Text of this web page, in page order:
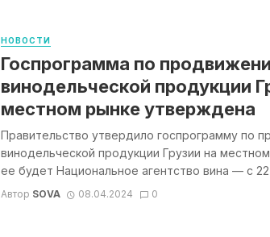
НОВОСТИ
Госпрограмма по
винодельческой продукции
местном рынке утверждена
Правительство утвердило госпрограмму по
винодельческой продукции Грузии на
ее будет Национальное агентство вина — с 22
Автор SOVA 08.04.2024 0